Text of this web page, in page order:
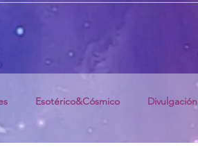
Esotérico&Cósmico Divulgación